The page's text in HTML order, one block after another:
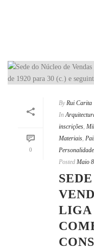
0
By Rui Carita
In
inscrições,
Materiais,
Posted Maio
LIGA